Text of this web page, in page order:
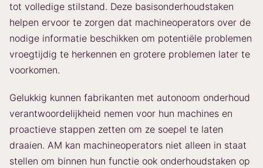
tot volledige stilstand. Deze basisonderhoudstaken
helpen ervoor te zorgen dat machineoperators over de
nodige informatie beschikken om potentiële problemen
vroegtijdig te herkennen en grotere problemen later te
voorkomen.
Gelukkig kunnen fabrikanten met autonoom onderhoud
verantwoordelijkheid nemen voor hun machines en
proactieve stappen zetten om ze soepel te laten
draaien. AM kan machineoperators niet alleen in staat
stellen om binnen hun functie ook onderhoudstaken op